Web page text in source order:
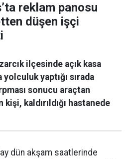
reklam panosu
düşen işçi
ilçesinde açık kasa
yaptığı sırada
sonucu araçtan
kişi, kaldırıldığı hastanede
dün akşam saatlerinde